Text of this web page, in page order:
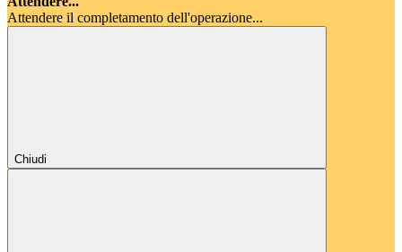
Attendere il completamento dell'operazione...
Chiudi